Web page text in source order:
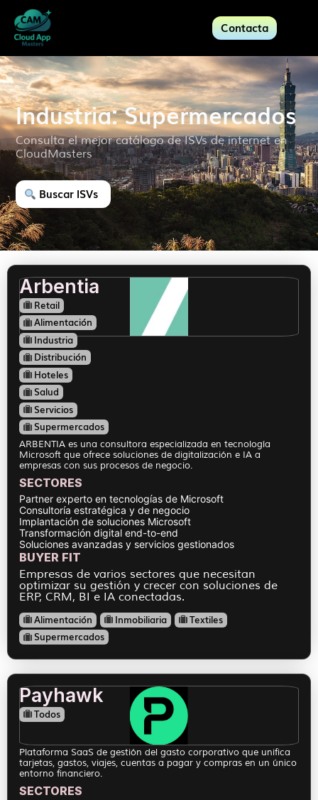
Contacta
Industria: Supermercados
Consulta el mejor catálogo de ISVs de internet en
CloudMasters
Buscar ISVs
Arbentia
Retail
Alimentación
Industria
Distribución
Hoteles
Salud
Servicios
Supermercados
ARBENTIA es una consultora especializada en tecnología
Microsoft que ofrece soluciones de digitalización e IA a
empresas con sus procesos de negocio.
SECTORES
Partner experto en tecnologías de Microsoft
Consultoría estratégica y de negocio
Implantación de soluciones Microsoft
Transformación digital end-to-end
Soluciones avanzadas y servicios gestionados
BUYER FIT
Empresas de varios sectores que necesitan
optimizar su gestión y crecer con soluciones de
ERP, CRM, BI e IA conectadas.
Alimentación Inmobiliaria
Textiles
Supermercados
Payhawk
Todos
Plataforma SaaS de gestión del gasto corporativo que unifica
tarjetas, gastos, viajes, cuentas a pagar y compras en un único
entorno financiero.
SECTORES